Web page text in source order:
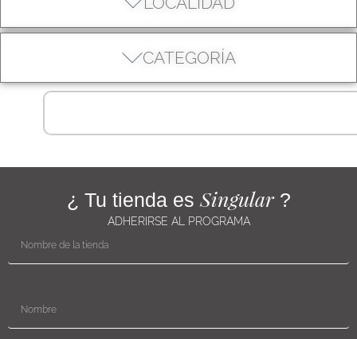
CATEGORÍA
¿ Tu tienda es Singular?
ADHERIRSE AL PROGRAMA